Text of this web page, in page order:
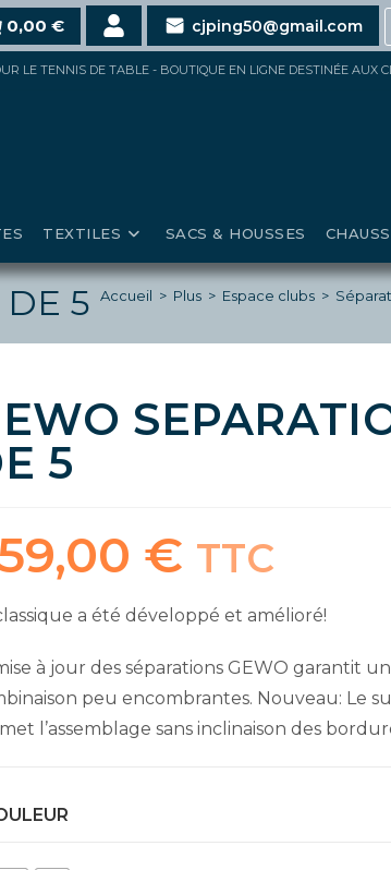
jusqu’à 20%au-delà de 200€ d’achat
0,00 € cjping50@gmail.com
LE TENNIS DE TABLE - BOUTIQUE EN LIGNE DESTINÉE AUX
TEXTILES SACS & HOUSSES
5 Accueil > Plus > Espace clubs >
5
€ TTC
a été développé et amélioré!
à jour des séparations GEWO garantit
peu encombrantes. Nouveau: Le
l’assemblage sans inclinaison des